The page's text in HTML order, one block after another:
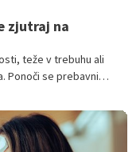
zjutraj na
teže v trebuhu ali
Ponoči se prebavni